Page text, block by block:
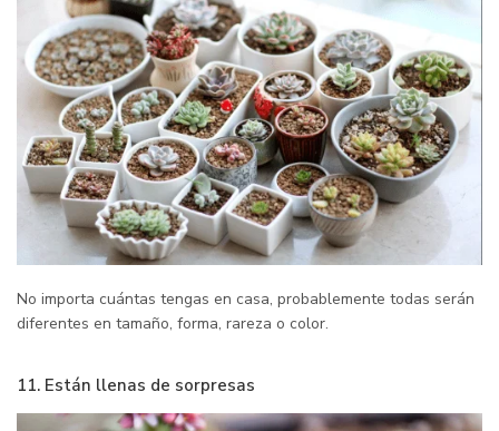
No importa cuántas tengas en casa, probablemente todas serán
diferentes en tamaño, forma, rareza o color.
11. Están llenas de sorpresas